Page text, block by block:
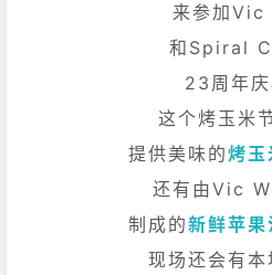
来参加Vic
和Spiral
23周年
这个烤玉米
提供美味的烤玉
还有由Vic
制成的新鲜苹果
现场还会有本